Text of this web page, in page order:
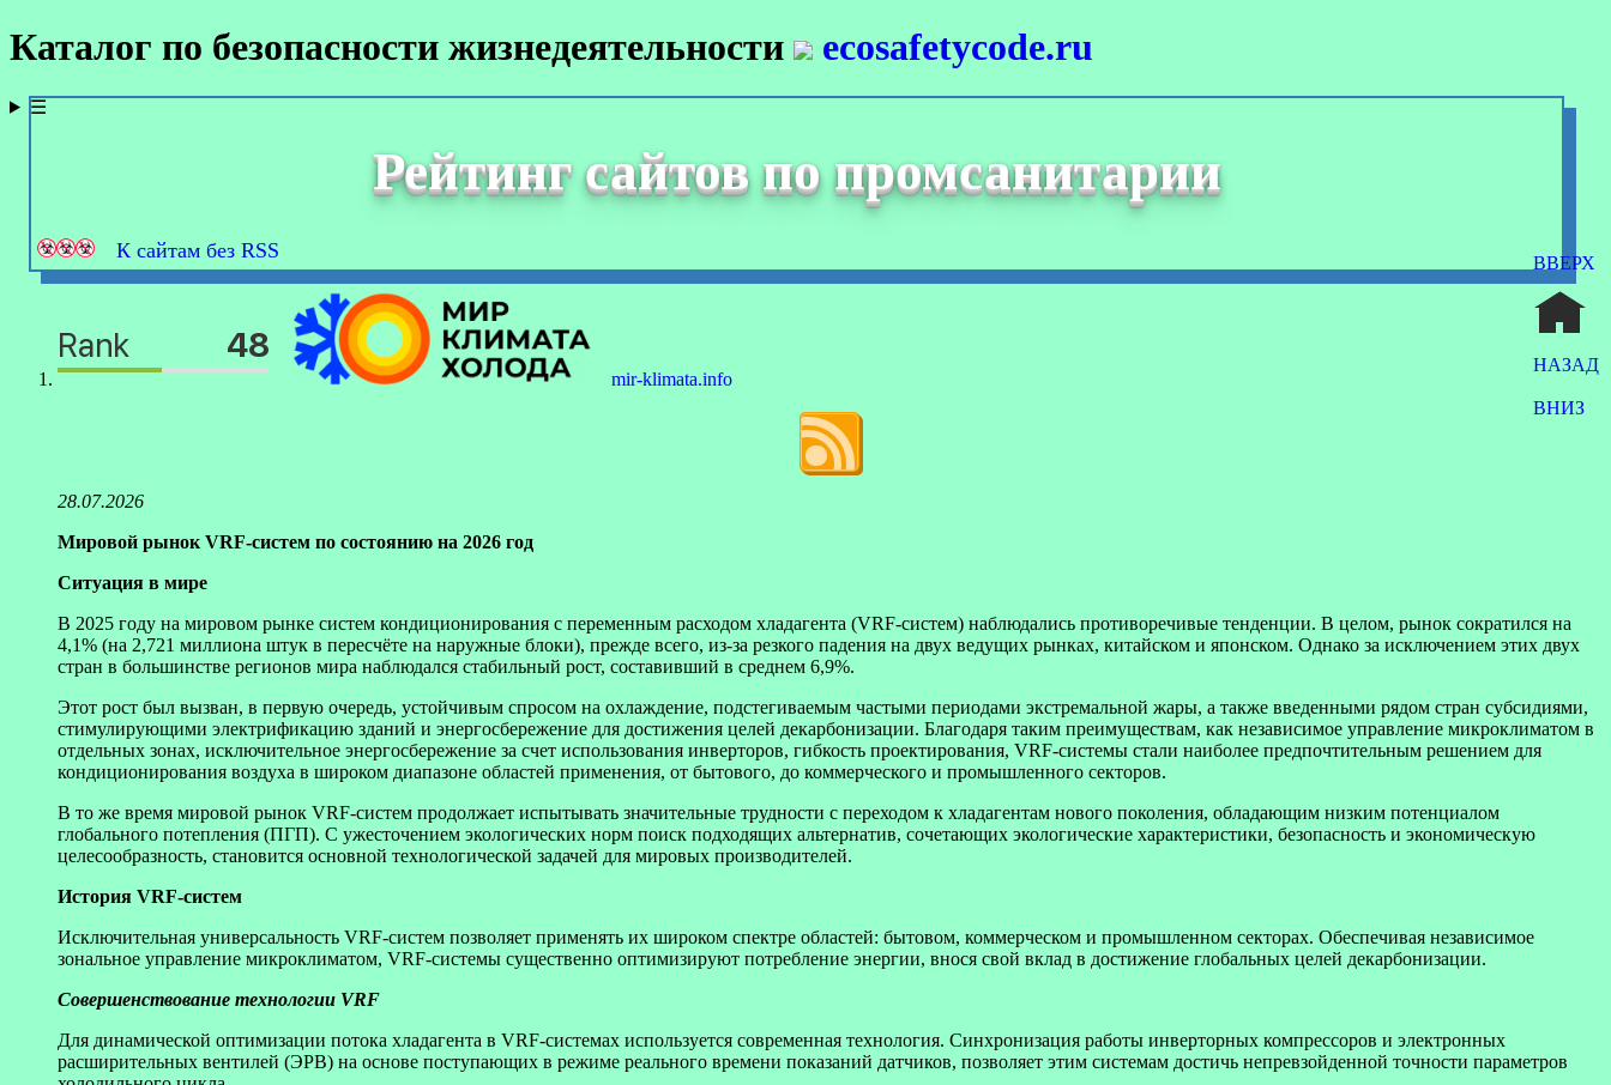
Каталог по безопасности жизнедеятельности ecosafetycode.ru
☰
Рейтинг сайтов по промсанитарии
К сайтам без RSS
mir-klimata.info
28.07.2026
Мировой рынок VRF-систем по состоянию на 2026 год
Ситуация в мире
В 2025 году на мировом рынке систем кондиционирования с переменным расходом хладагента (VRF-систем) наблюдались противоречивые тенденции. В целом, рынок сократился на
4,1% (на 2,721 миллиона штук в пересчёте на наружные блоки), прежде всего, из-за резкого падения на двух ведущих рынках, китайском и японском. Однако за исключением этих двух
стран в большинстве регионов мира наблюдался стабильный рост, составивший в среднем 6,9%.
Этот рост был вызван, в первую очередь, устойчивым спросом на охлаждение, подстегиваемым частыми периодами экстремальной жары, а также введенными рядом стран субсидиями,
стимулирующими электрификацию зданий и энергосбережение для достижения целей декарбонизации. Благодаря таким преимуществам, как независимое управление микроклиматом в
отдельных зонах, исключительное энергосбережение за счет использования инверторов, гибкость проектирования, VRF-системы стали наиболее предпочтительным решением для
кондиционирования воздуха в широком диапазоне областей применения, от бытового, до коммерческого и промышленного секторов.
В то же время мировой рынок VRF-систем продолжает испытывать значительные трудности с переходом к хладагентам нового поколения, обладающим низким потенциалом
глобального потепления (ПГП). С ужесточением экологических норм поиск подходящих альтернатив, сочетающих экологические характеристики, безопасность и экономическую
целесообразность, становится основной технологической задачей для мировых производителей.
История VRF-систем
Исключительная универсальность VRF-систем позволяет применять их широком спектре областей: бытовом, коммерческом и промышленном секторах. Обеспечивая независимое
зональное управление микроклиматом, VRF-системы существенно оптимизируют потребление энергии, внося свой вклад в достижение глобальных целей декарбонизации.
Совершенствование технологии VRF
Для динамической оптимизации потока хладагента в VRF-системах используется современная технология. Синхронизация работы инверторных компрессоров и электронных
расширительных вентилей (ЭРВ) на основе поступающих в режиме реального времени показаний датчиков, позволяет этим системам достичь непревзойденной точности параметров
ВВЕРХ
НАЗАД
ВНИЗ